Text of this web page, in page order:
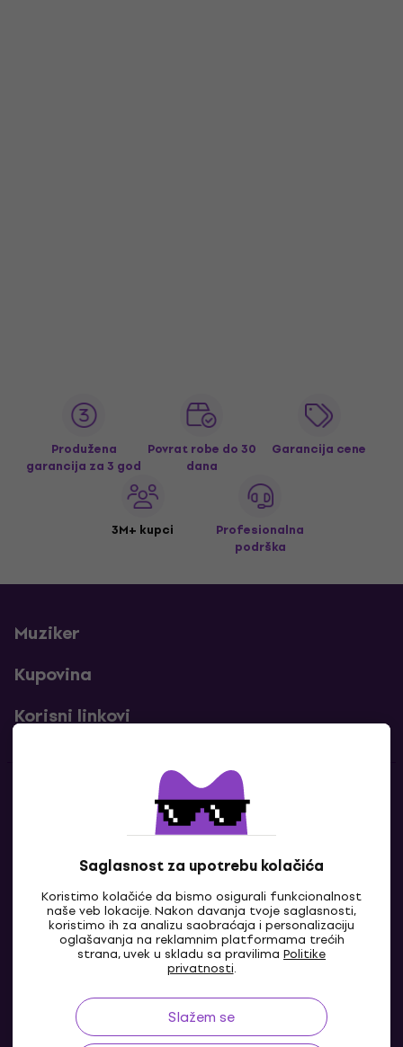
Saglasnost za upotrebu kolačića
Koristimo kolačiće da bismo osigurali funkcionalnost
naše veb lokacije. Nakon davanja tvoje saglasnosti,
koristimo ih za analizu saobraćaja i personalizaciju
oglašavanja na reklamnim platformama trećih
strana, uvek u skladu sa pravilima Politike
privatnosti.
Slažem se
Produžena
garancija za 3 god
Povrat robe do 30
dana
Garancija cene
3M+ kupci
Profesionalna
podrška
Muziker
Kupovina
Korisni linkovi
Kontakti
Kontaktiraj nas
RS